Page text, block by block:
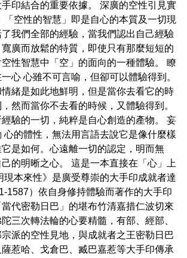
印結合的重要依據。 深廣的空性引見實
「空性的智慧」即是自心的本質及一切現
我們全部的經驗，當我們認出自己經驗
廣而放鬆的特質，即使只有那麼短短的
性智慧中「空」的面向的一種體驗。 瞭
心 心雖不可言喻，但卻可以體驗得到。
緒是如此地鮮明，但是當你去看它的時
然而當你不去看的時候，又體驗得到。
驗的一切，純粹是自心創造的產物。 妄
心的體性，無法用言語去說它是像什麼樣
是如何。心遠離一切的認定，明而無
的明晰之心。 這是一本直接在「心」上
現本來性》是廣受尊崇的大手印成就者達
1587）依自身修持體驗而著作的大手印
代密勒日巴」的堪布竹清嘉措仁波切來
三次轉法輪的心要精髓，有部、經部、
派的空性見地，與成就者之王密勒日巴
惹哈、戈倉巴、臧巴嘉惹等大手印傳承